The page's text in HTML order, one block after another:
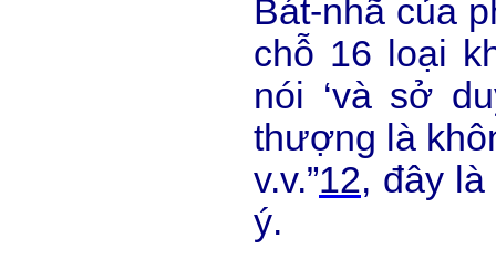
Bát-nhã của
chỗ 16 loại
nói ‘và sở
thượng là
v.v.”12, đây
ý.